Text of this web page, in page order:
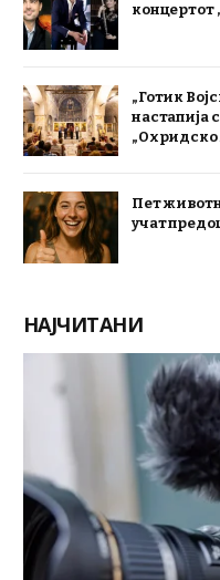
концертот
„Готик
настапија
„Охридско
Пет
учат
НАЈЧИТАНИ